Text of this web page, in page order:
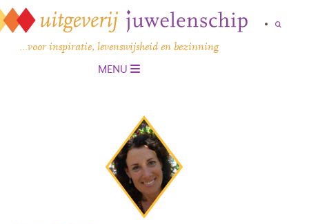
…voor inspiratie, levenswijsheid en bezinning
MENU